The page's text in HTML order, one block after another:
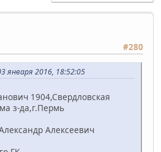
#280
января 2016, 18:52:05
1904,Свердловская
з-да,г.Пермь
Алексеевич